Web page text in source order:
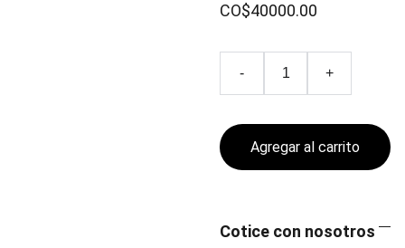
CO$40000.00
- +
Agregar al carrito
Cotice con nosotros